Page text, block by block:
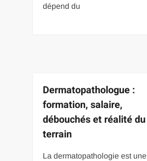
dépend du
Dermatopathologue :
formation, salaire,
débouchés et réalité du
terrain
La dermatopathologie est une